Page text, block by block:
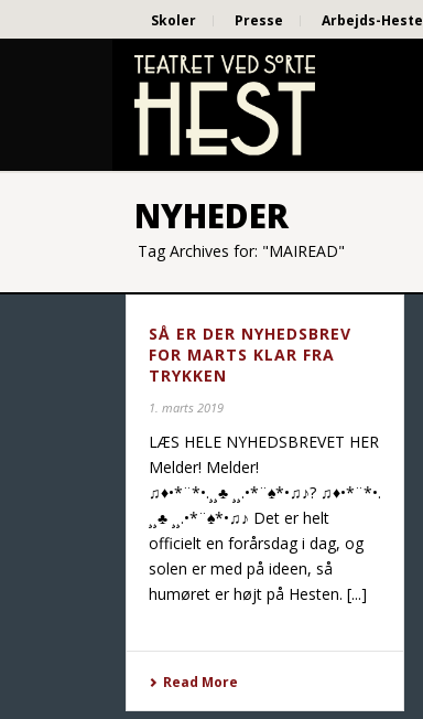
Skoler Presse Arbejds-Heste
NYHEDER
Tag Archives for: "MAIREAD"
SÅ ER DER NYHEDSBREV
FOR MARTS KLAR FRA
TRYKKEN
1. marts 2019
LÆS HELE NYHEDSBREVET HER
Melder! Melder!
♫♦️•*¨*•.¸¸♣️ ¸¸.•*¨♠️*•♫♪? ♫♦️•*¨*•.
¸¸♣️ ¸¸.•*¨♠️*•♫♪ Det er helt
officielt en forårsdag i dag, og
solen er med på ideen, så
humøret er højt på Hesten. [...]
Read More